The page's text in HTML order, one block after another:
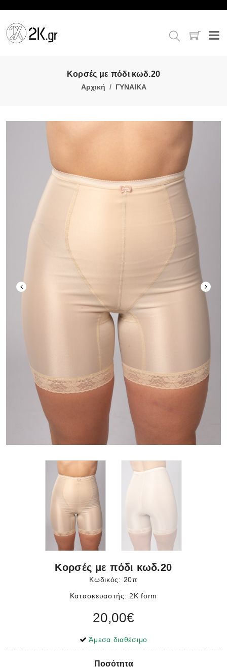
Κορσές με πόδι κωδ.20
Αρχική ΓΥΝΑΙΚΑ
Κορσές με πόδι κωδ.20
Κωδικός: 20π
Κατασκευαστής: 2K form
20,00€
Άμεσα διαθέσιμο
Ποσότητα